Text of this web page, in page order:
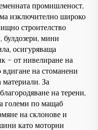
промишленост,
изключително широко
строителство
булдозери, мини
осигуряваща
— от нивелиране на
на стоманени
За
на терени,
големи по мащаб
на склонове и
като моторни